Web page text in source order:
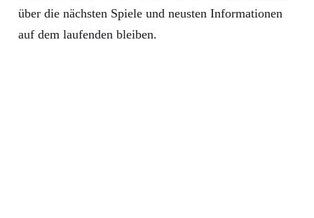
über die nächsten Spiele und neusten Informationen
auf dem laufenden bleiben.